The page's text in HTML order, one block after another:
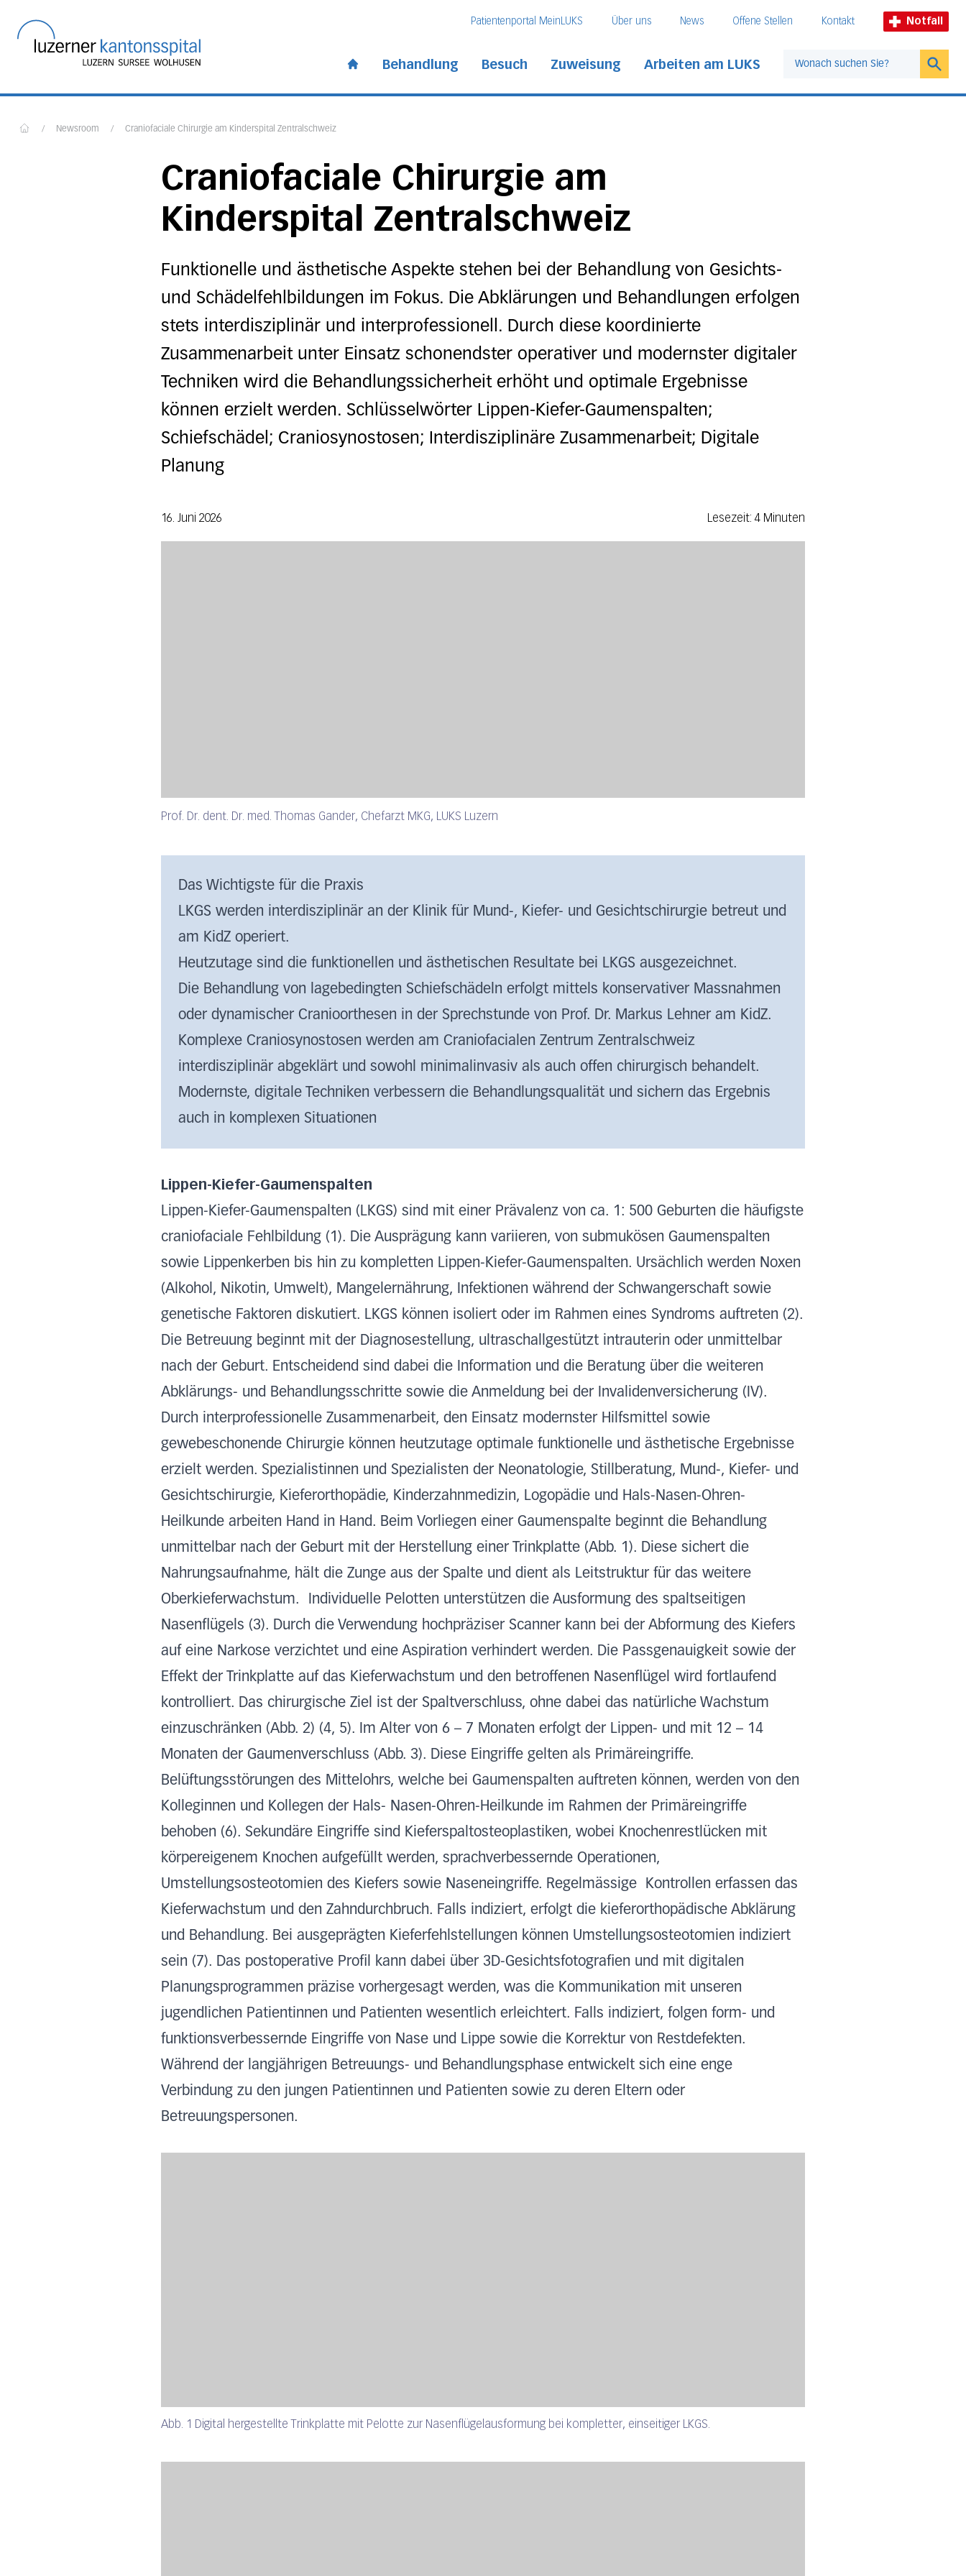
Patientenportal MeinLUKS Über uns News Offene Stellen Kontakt Notfall
Behandlung Besuch Zuweisung Arbeiten am LUKS
/ Newsroom / Craniofaciale Chirurgie am Kinderspital Zentralschweiz
Craniofaciale Chirurgie am
Kinderspital Zentralschweiz
Funktionelle und ästhetische Aspekte stehen bei der Behandlung von Gesichts-
und Schädelfehlbildungen im Fokus. Die Abklärungen und Behandlungen erfolgen
stets interdisziplinär und interprofessionell. Durch diese koordinierte
Zusammenarbeit unter Einsatz schonendster operativer und modernster digitaler
Techniken wird die Behandlungssicherheit erhöht und optimale Ergebnisse
können erzielt werden. Schlüsselwörter Lippen-Kiefer-Gaumenspalten;
Schiefschädel; Craniosynostosen; Interdisziplinäre Zusammenarbeit; Digitale
Planung
16. Juni 2026 Lesezeit: 4 Minuten
Prof. Dr. dent. Dr. med. Thomas Gander, Chefarzt MKG, LUKS Luzern
Das Wichtigste für die Praxis
LKGS werden interdisziplinär an der Klinik für Mund-, Kiefer- und Gesichtschirurgie betreut und
am KidZ operiert.
Heutzutage sind die funktionellen und ästhetischen Resultate bei LKGS ausgezeichnet.
Die Behandlung von lagebedingten Schiefschädeln erfolgt mittels konservativer Massnahmen
oder dynamischer Cranioorthesen in der Sprechstunde von Prof. Dr. Markus Lehner am KidZ.
Komplexe Craniosynostosen werden am Craniofacialen Zentrum Zentralschweiz
interdisziplinär abgeklärt und sowohl minimalinvasiv als auch offen chirurgisch behandelt.
Modernste, digitale Techniken verbessern die Behandlungsqualität und sichern das Ergebnis
auch in komplexen Situationen
Lippen-Kiefer-Gaumenspalten
Lippen-Kiefer-Gaumenspalten (LKGS) sind mit einer Prävalenz von ca. 1: 500 Geburten die häufigste
craniofaciale Fehlbildung (1). Die Ausprägung kann variieren, von submukösen Gaumenspalten
sowie Lippenkerben bis hin zu kompletten Lippen-Kiefer-Gaumenspalten. Ursächlich werden Noxen
(Alkohol, Nikotin, Umwelt), Mangelernährung, Infektionen während der Schwangerschaft sowie
genetische Faktoren diskutiert. LKGS können isoliert oder im Rahmen eines Syndroms auftreten (2).
Die Betreuung beginnt mit der Diagnosestellung, ultraschallgestützt intrauterin oder unmittelbar
nach der Geburt. Entscheidend sind dabei die Information und die Beratung über die weiteren
Abklärungs- und Behandlungsschritte sowie die Anmeldung bei der Invalidenversicherung (IV).
Durch interprofessionelle Zusammenarbeit, den Einsatz modernster Hilfsmittel sowie
gewebeschonende Chirurgie können heutzutage optimale funktionelle und ästhetische Ergebnisse
erzielt werden. Spezialistinnen und Spezialisten der Neonatologie, Stillberatung, Mund-, Kiefer- und
Gesichtschirurgie, Kieferorthopädie, Kinderzahnmedizin, Logopädie und Hals-Nasen-Ohren-
Heilkunde arbeiten Hand in Hand. Beim Vorliegen einer Gaumenspalte beginnt die Behandlung
unmittelbar nach der Geburt mit der Herstellung einer Trinkplatte (Abb. 1). Diese sichert die
Nahrungsaufnahme, hält die Zunge aus der Spalte und dient als Leitstruktur für das weitere
Oberkieferwachstum. Individuelle Pelotten unterstützen die Ausformung des spaltseitigen
Nasenflügels (3). Durch die Verwendung hochpräziser Scanner kann bei der Abformung des Kiefers
auf eine Narkose verzichtet und eine Aspiration verhindert werden. Die Passgenauigkeit sowie der
Effekt der Trinkplatte auf das Kieferwachstum und den betroffenen Nasenflügel wird fortlaufend
kontrolliert. Das chirurgische Ziel ist der Spaltverschluss, ohne dabei das natürliche Wachstum
einzuschränken (Abb. 2) (4, 5). Im Alter von 6 – 7 Monaten erfolgt der Lippen- und mit 12 – 14
Monaten der Gaumenverschluss (Abb. 3). Diese Eingriffe gelten als Primäreingriffe.
Belüftungsstörungen des Mittelohrs, welche bei Gaumenspalten auftreten können, werden von den
Kolleginnen und Kollegen der Hals- Nasen-Ohren-Heilkunde im Rahmen der Primäreingriffe
behoben (6). Sekundäre Eingriffe sind Kieferspaltosteoplastiken, wobei Knochenrestlücken mit
körpereigenem Knochen aufgefüllt werden, sprachverbessernde Operationen,
Umstellungsosteotomien des Kiefers sowie Naseneingriffe. Regelmässige Kontrollen erfassen das
Kieferwachstum und den Zahndurchbruch. Falls indiziert, erfolgt die kieferorthopädische Abklärung
und Behandlung. Bei ausgeprägten Kieferfehlstellungen können Umstellungsosteotomien indiziert
sein (7). Das postoperative Profil kann dabei über 3D-Gesichtsfotografien und mit digitalen
Planungsprogrammen präzise vorhergesagt werden, was die Kommunikation mit unseren
jugendlichen Patientinnen und Patienten wesentlich erleichtert. Falls indiziert, folgen form- und
funktionsverbessernde Eingriffe von Nase und Lippe sowie die Korrektur von Restdefekten.
Während der langjährigen Betreuungs- und Behandlungsphase entwickelt sich eine enge
Verbindung zu den jungen Patientinnen und Patienten sowie zu deren Eltern oder
Betreuungspersonen.
Abb. 1 Digital hergestellte Trinkplatte mit Pelotte zur Nasenflügelausformung bei kompletter, einseitiger LKGS.